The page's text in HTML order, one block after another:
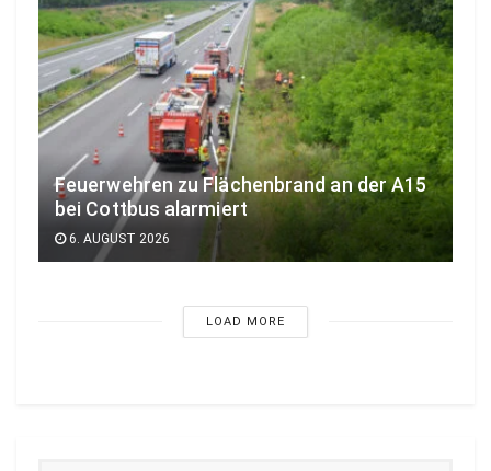
Feuerwehren zu Flächenbrand an der A15
bei Cottbus alarmiert
6. AUGUST 2026
LOAD MORE